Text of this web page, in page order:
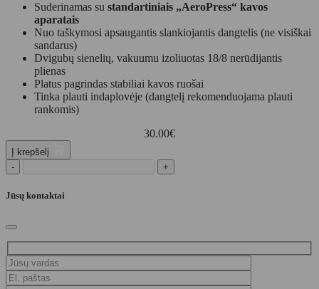
Suderinamas su standartiniais „AeroPress“ kavos
aparatais
Nuo taškymosi apsaugantis slankiojantis dangtelis (ne visiškai
sandarus)
Dvigubų sienelių, vakuumu izoliuotas 18/8 nerūdijantis
plienas
Platus pagrindas stabiliai kavos ruošai
Tinka plauti indaplovėje (dangtelį rekomenduojama plauti
rankomis)
30.00€
Į krepšelį
-
+
Jūsų kontaktai